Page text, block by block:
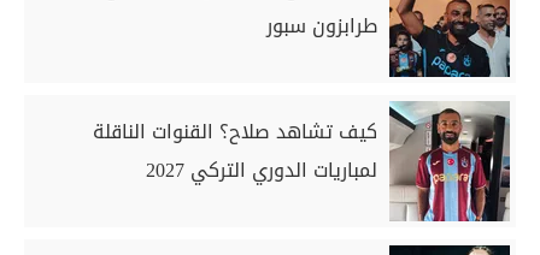
طرابزون سبور
كيف تشاهد صلاح؟ القنوات الناقلة
لمباريات الدوري التركي 2027